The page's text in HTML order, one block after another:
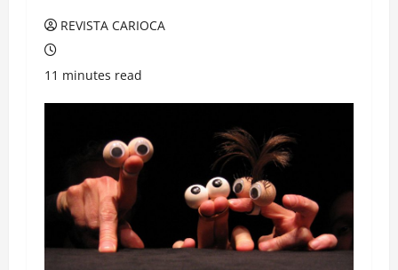
REVISTA CARIOCA
11 minutes read